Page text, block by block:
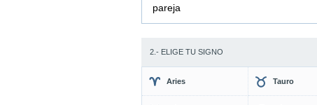
pareja
2.- ELIGE TU SIGNO
Aries Tauro